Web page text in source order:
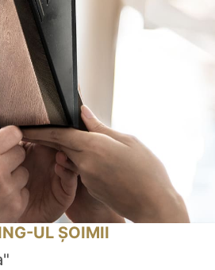
UL ȘOIMII